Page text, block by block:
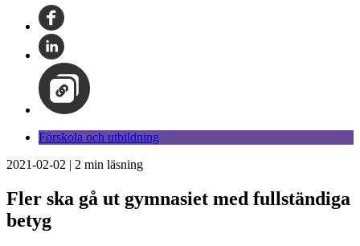
Förskola och utbildning
2021-02-02 | 2 min läsning
Fler ska gå ut gymnasiet med fullständiga
betyg